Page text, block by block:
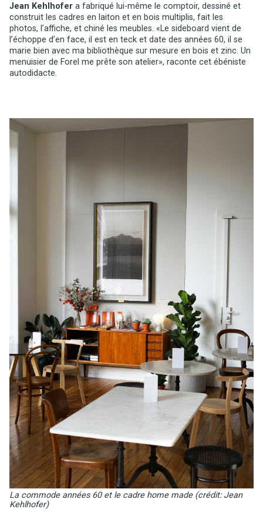
Jean Kehlhofer a fabriqué lui-même le comptoir, dessiné et
construit les cadres en laiton et en bois multiplis, fait les
photos, l’affiche, et chiné les meubles. «Le sideboard vient de
l’échoppe d’en face, il est en teck et date des années 60, il se
marie bien avec ma bibliothèque sur mesure en bois et zinc. Un
menuisier de Forel me prête son atelier», raconte cet ébéniste
autodidacte.
La commode années 60 et le cadre home made (crédit: Jean
Kehlhofer)